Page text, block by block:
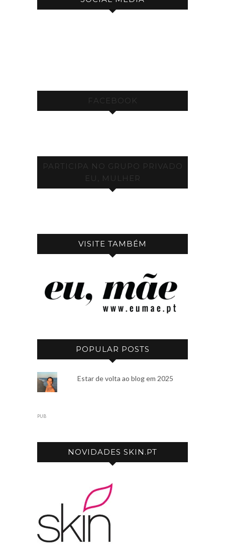
FACEBOOK
PARTICIPA NO GRUPO PRIVADO
EU, MULHER
VISITE TAMBÉM
POPULAR POSTS
Estar de volta ao blog em 2025
PUB
NOVIDADES SKIN.PT